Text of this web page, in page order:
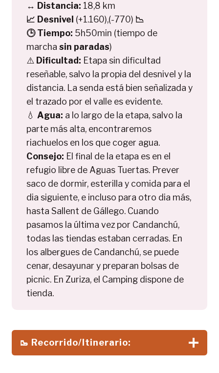
↔️ Distancia: 18,8 km
📈 Desnivel (+1.160),(-770) 📉
🕒 Tiempo: 5h50min (tiempo de
marcha sin paradas)
⚠️ Dificultad: Etapa sin dificultad
reseñable, salvo la propia del desnivel y la
distancia. La senda está bien señalizada y
el trazado por el valle es evidente.
💧 Agua: a lo largo de la etapa, salvo la
parte más alta, encontraremos
riachuelos en los que coger agua.
Consejo: El final de la etapa es en el
refugio libre de Aguas Tuertas. Prever
saco de dormir, esterilla y comida para el
dia siguiente, e incluso para otro dia más,
hasta Sallent de Gállego. Cuando
pasamos la última vez por Candanchú,
todas las tiendas estaban cerradas. En
los albergues de Candanchú, se puede
cenar, desayunar y preparan bolsas de
picnic. En Zuriza, el Camping dispone de
tienda.
🥾 Recorrido/Itinerario: